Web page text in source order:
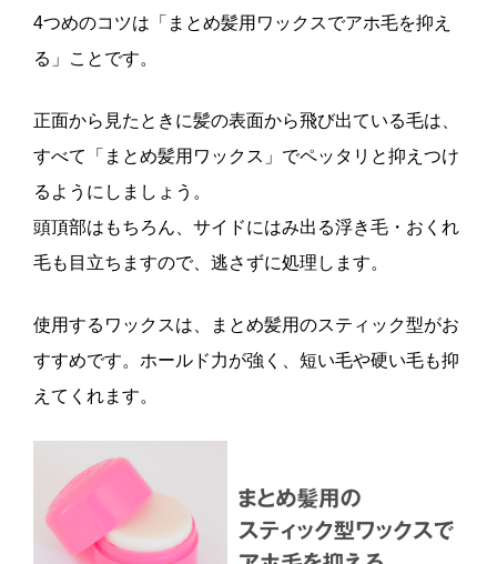
4つめのコツは「まとめ髪用ワックスでアホ毛を抑え
る」ことです。
正面から見たときに髪の表面から飛び出ている毛は、
すべて「まとめ髪用ワックス」でペッタリと抑えつけ
るようにしましょう。
頭頂部はもちろん、サイドにはみ出る浮き毛・おくれ
毛も目立ちますので、逃さずに処理します。
使用するワックスは、まとめ髪用のスティック型がお
すすめです。ホールド力が強く、短い毛や硬い毛も抑
えてくれます。